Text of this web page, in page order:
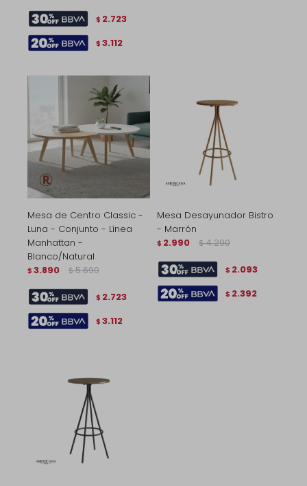
$ 2.723
$ 3.112
Mesa de Centro Classic -
Luna - Conjunto - Línea
Manhattan -
Blanco/Natural
$ 3.890 $ 5.690
$ 2.723
$ 3.112
Mesa Desayunador Bistro
- Marrón
$ 2.990 $ 4.290
$ 2.093
$ 2.392